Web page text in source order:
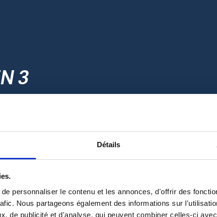
Détails
personnaliser le contenu et les annonces, d'offrir des
Nous partageons également des informations sur
de publicité et d'analyse, qui peuvent combiner celles-ci
3
votre arrivée
ainsi que
2 - CHEZ IFLY : BRIEFING,
Les participants demoins de 18 ansdoivent être
Rencontrez votre moniteur, qui vous expliquera
Équipez-vous avec votre